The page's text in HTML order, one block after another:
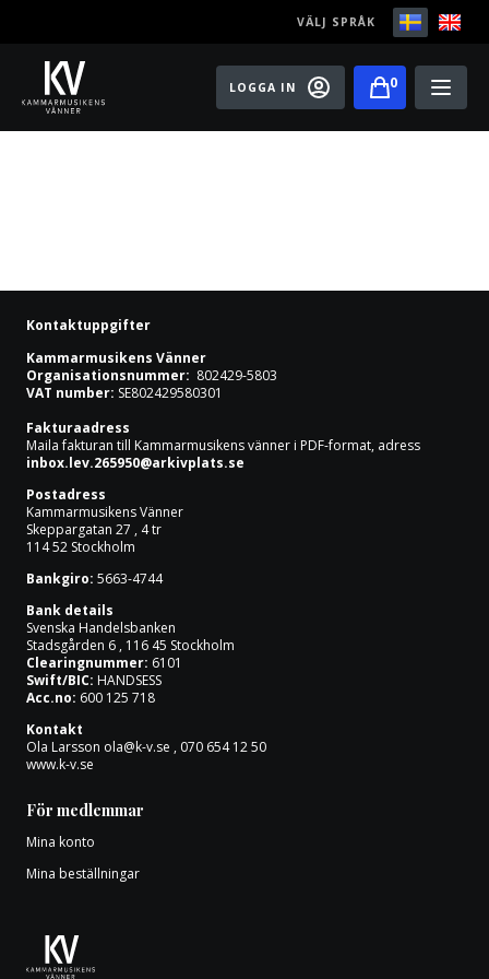
VÄLJ SPRÅK
Play
Konserter
Master classes
Rising Stars
Artister
Om oss
LOGGA IN 0
Kontaktuppgifter
Kammarmusikens Vänner
Organisationsnummer: 802429-5803
VAT number: SE802429580301
Fakturaadress
Maila fakturan till Kammarmusikens vänner i PDF-format, adress
inbox.lev.265950@arkivplats.se
Postadress
Kammarmusikens Vänner
Skeppargatan 27 , 4 tr
114 52 Stockholm
Bankgiro: 5663-4744
Bank details
Svenska Handelsbanken
Stadsgården 6 , 116 45 Stockholm
Clearingnummer: 6101
Swift/BIC: HANDSESS
Acc.no: 600 125 718
Kontakt
Ola Larsson ola@k-v.se , 070 654 12 50
www.k-v.se
För medlemmar
Mina konto
Mina beställningar